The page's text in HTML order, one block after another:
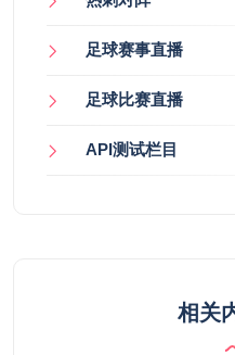
足球赛事直播
足球比赛直播
API测试栏目
相关